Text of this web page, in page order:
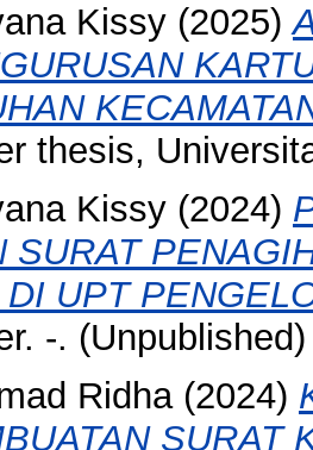
Kissy (2025)
thesis,
Kissy (2024)
SURAT
UPT
-. (Unpublished)
Ridha(2024)
SURAT